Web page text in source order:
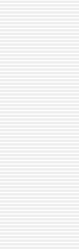
マ
マ
ライン
リキッド
ッシュ
ション
ク
料
料 詰替用
め乳液【SPF20・
め乳液 詰替用【
アトライアル